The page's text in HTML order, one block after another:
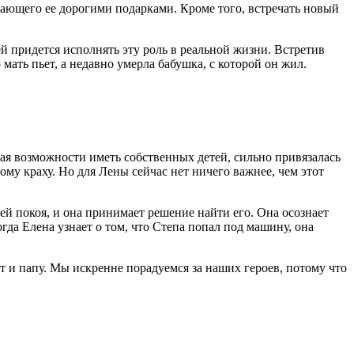
ее дорогими подарками. Кроме того, встречать новый
исполнять эту роль в реальной жизни. Встретив
пьет, а недавно умерла бабушка, с которой он жил.
иметь собственных детей, сильно привязалась
краху. Но для Лены сейчас нет ничего важнее, чем этот
покоя, и она принимает решение найти его. Она осознает
Елена узнает о том, что Степа попал под машину, она
папу. Мы искренне порадуемся за наших героев, потому что